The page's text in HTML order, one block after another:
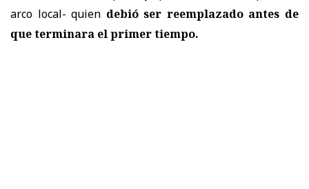
arco local- quien debió ser reemplazado antes de
que terminara el primer tiempo.